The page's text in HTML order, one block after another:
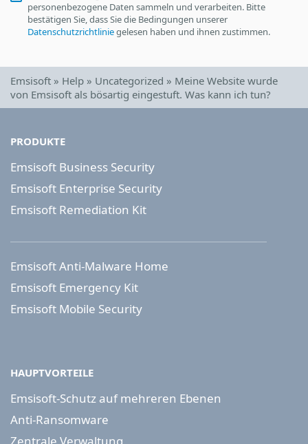
personenbezogene Daten sammeln und verarbeiten. Bitte
bestätigen Sie, dass Sie die Bedingungen unserer
Datenschutzrichtliniegelesen haben und ihnen zustimmen.
Emsisoft » Help » Uncategorized » Meine Website wurde
von Emsisoft als bösartig eingestuft. Was kann ich tun?
PRODUKTE
Emsisoft Business Security
Emsisoft Enterprise Security
Emsisoft Remediation Kit
Emsisoft Anti-Malware Home
Emsisoft Emergency Kit
Emsisoft Mobile Security
HAUPTVORTEILE
Emsisoft-Schutz auf mehreren Ebenen
Anti-Ransomware
Zentrale Verwaltung